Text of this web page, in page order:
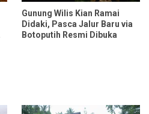
Gunung Wilis Kian Ramai
Didaki, Pasca Jalur Baru via
Botoputih Resmi Dibuka